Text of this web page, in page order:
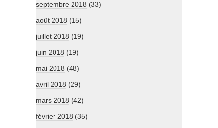
septembre 2018 (33)
août 2018 (15)
juillet 2018 (19)
juin 2018 (19)
mai 2018 (48)
avril 2018 (29)
mars 2018 (42)
février 2018 (35)